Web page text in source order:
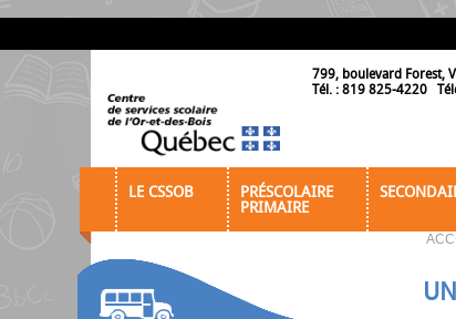
799, boulevard Forest,
Tél. : 819 825-4220
LE CSSOB
PRÉSCOLAIRE
PRIMAIRE